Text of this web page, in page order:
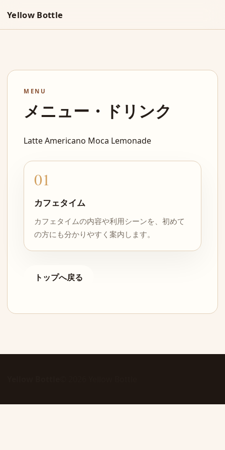
Yellow Bottle
MENU
メニュー・ドリンク
Latte Americano Moca Lemonade
01
カフェタイム
カフェタイムの内容や利用シーンを、初めて
の方にも分かりやすく案内します。
トップへ戻る